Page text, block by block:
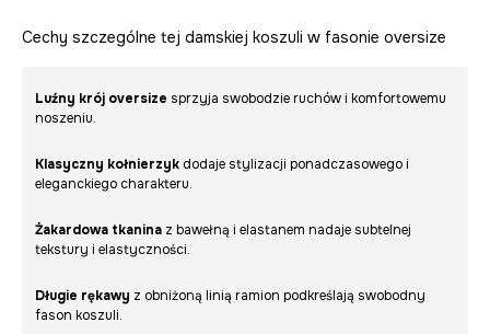
Cechy szczególne tej damskiej koszuli w fasonie oversize
Luźny krój oversize sprzyja swobodzie ruchów i komfortowemu
noszeniu.
Klasyczny kołnierzyk dodaje stylizacji ponadczasowego i
eleganckiego charakteru.
Żakardowa tkanina z bawełną i elastanem nadaje subtelnej
tekstury i elastyczności.
Długie rękawy z obniżoną linią ramion podkreślają swobodny
fason koszuli.